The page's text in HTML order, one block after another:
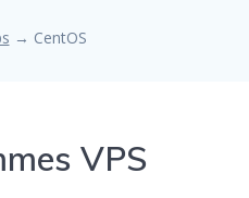
→ CentOS
VPS